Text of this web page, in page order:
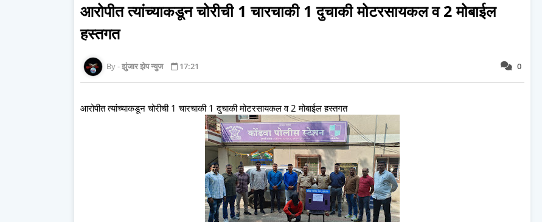
आरोपीत त्यांच्याकडून चोरीची 1 चारचाकी 1 दुचाकी मोटरसायकल व 2 मोबाईल
हस्तगत
0
झुंजार झेप न्युज 17:21
आरोपीत त्यांच्याकडून चोरीची 1 चारचाकी 1 दुचाकी मोटरसायकल व 2 मोबाईल हस्तगत